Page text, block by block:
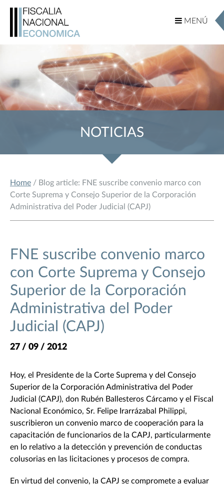
MENÚ
MENÚ
NOTICIAS
Home / Blog article: FNE suscribe convenio marco con
Corte Suprema y Consejo Superior de la Corporación
Administrativa del Poder Judicial (CAPJ)
FNE suscribe convenio marco
con Corte Suprema y Consejo
Superior de la Corporación
Administrativa del Poder
Judicial (CAPJ)
27 / 09 / 2012
Hoy, el Presidente de la Corte Suprema y del Consejo
Superior de la Corporación Administrativa del Poder
Judicial (CAPJ), don Rubén Ballesteros Cárcamo y el Fiscal
Nacional Económico, Sr. Felipe Irarrázabal Philippi,
suscribieron un convenio marco de cooperación para la
capacitación de funcionarios de la CAPJ, particularmente
en lo relativo a la detección y prevención de conductas
colusorias en las licitaciones y procesos de compra.
En virtud del convenio, la CAPJ se compromete a evaluar